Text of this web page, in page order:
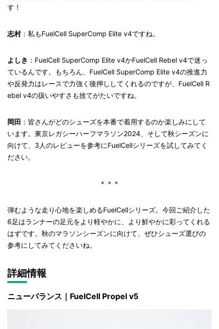
す！
志村：私もFuelCell SuperComp Elite v4ですね。
よしき ：FuelCell SuperComp Elite v4かFuelCell Rebel v4で迷っ
ているんです。もちろん、FuelCell SuperComp Elite v4の推進力
や反発力はレースで力強く後押ししてくれるのですが、FuelCell R
ebel v4の扱いやすさも捨てがたいですね。
岡田 ：皆さんがどのシューズを本番で着用するのか楽しみにして
います。東京レガシーハーフマラソン2024、そして秋シーズンに
向けて、3人のレビューを参考にFuelCellシリーズを試してみてく
ださい。
＊＊＊
弾むような走り心地を楽しめるFuelCellシリーズ。今回ご紹介した
6足はランナーの足元をより軽やかに、より鮮やかに彩ってくれる
はずです。秋のマラソンシーズンに向けて、ぜひシューズ選びの
参考にしてみてくださいね。
詳細情報
ニューバランス｜FuelCell Propel v5